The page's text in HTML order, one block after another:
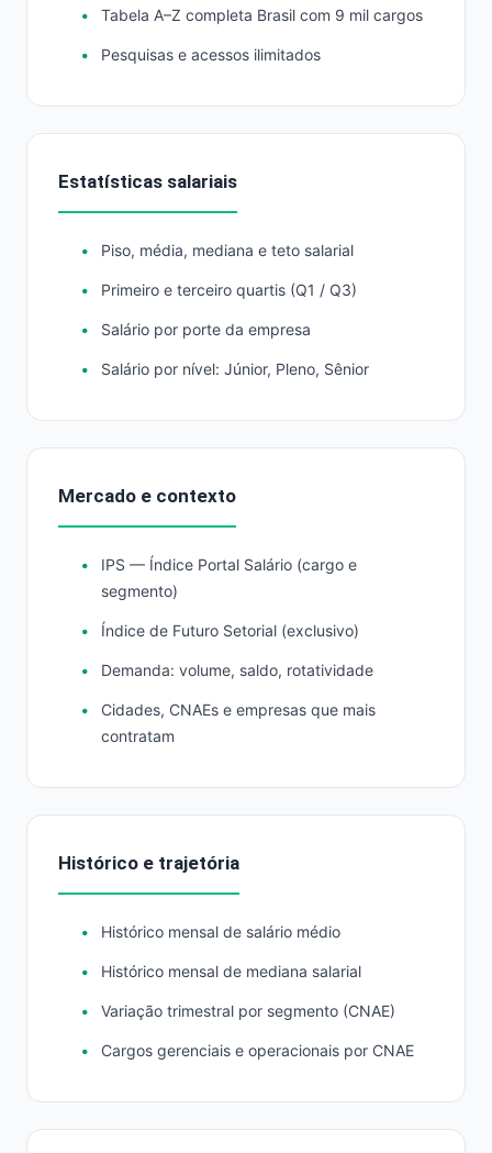
Tabela A–Z completa Brasil com 9 mil cargos
Pesquisas e acessos ilimitados
Estatísticas salariais
Piso, média, mediana e teto salarial
Primeiro e terceiro quartis (Q1 / Q3)
Salário por porte da empresa
Salário por nível: Júnior, Pleno, Sênior
Mercado e contexto
IPS — Índice Portal Salário (cargo e
segmento)
Índice de Futuro Setorial (exclusivo)
Demanda: volume, saldo, rotatividade
Cidades, CNAEs e empresas que mais
contratam
Histórico e trajetória
Histórico mensal de salário médio
Histórico mensal de mediana salarial
Variação trimestral por segmento (CNAE)
Cargos gerenciais e operacionais por CNAE